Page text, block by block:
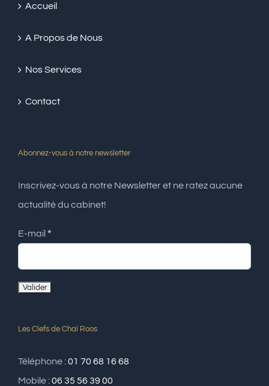
Accueil
A Propos de Nous
Nos Services
Contact
Abonnez-vous à notre newsletter
Inscrivez-vous à notre Newsletter et ne ratez aucune
actualité du cabinet!
E-mail *
Les Clefs de Chaï Roos
Téléphone :01 70 68 16 68
Mobile :06 35 56 39 00